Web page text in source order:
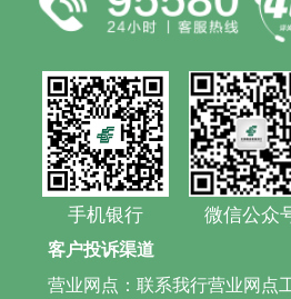
手机银行 微信公众
客户投诉渠道
营业网点：联系我行营业网点